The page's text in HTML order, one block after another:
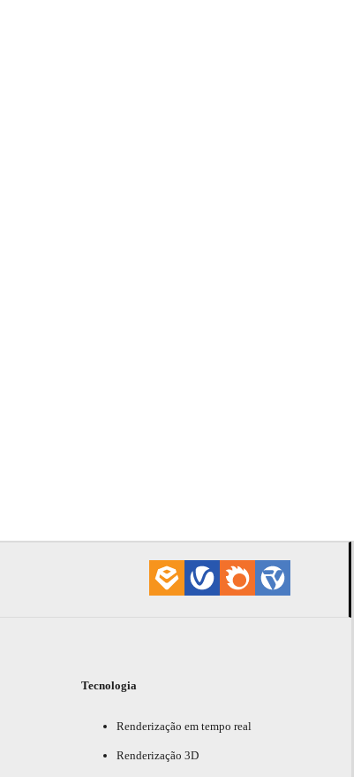
Tecnologia
Renderização em tempo real
Renderização 3D